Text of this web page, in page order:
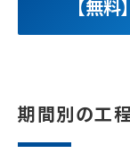
【無
期間別の工